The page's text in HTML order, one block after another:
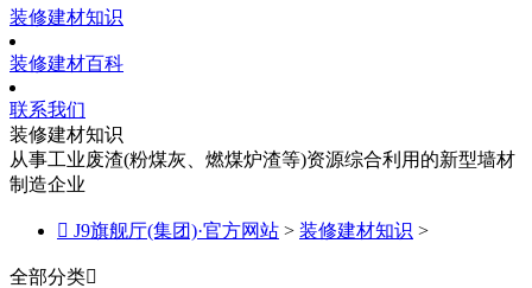
装修建材知识
装修建材百科
联系我们
装修建材知识
从事工业废渣(粉煤灰、燃煤炉渣等)资源综合利用的新型墙材
制造企业
 J9旗舰厅(集团)·官方网站 > 装修建材知识 >
全部分类